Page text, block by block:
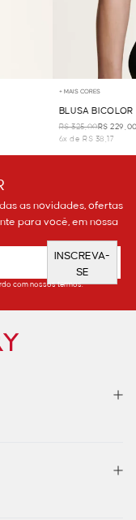
+ MAIS CORES
BLUSA
R$ 325,00R$
6x de R$ 38,17
as novidades, ofertas
para você, em nossa
INSCREVA-
SE
com nossos termos.